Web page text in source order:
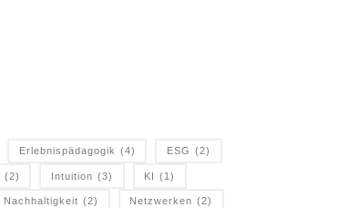
Erlebnispädagogik (4) ESG (2)
(2) Intuition (3) KI (1)
Nachhaltigkeit (2) Netzwerken (2)